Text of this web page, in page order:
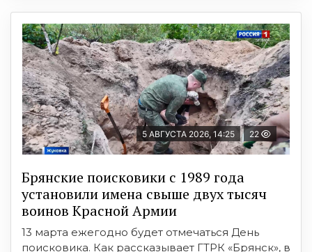
5 АВГУСТА 2026, 14:25 22
Брянские поисковики с 1989 года
установили имена свыше двух тысяч
воинов Красной Армии
13 марта ежегодно будет отмечаться День
поисковика. Как рассказывает ГТРК «Брянск», в